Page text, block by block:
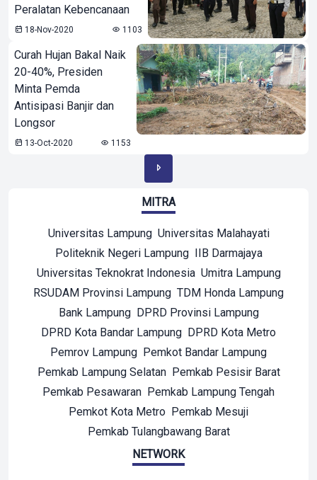
Peralatan Kebencanaan
18-Nov-2020 1103
Curah Hujan Bakal Naik
20-40%, Presiden
Minta Pemda
Antisipasi Banjir dan
Longsor
13-Oct-2020 1153
MITRA
Universitas Lampung Universitas Malahayati
Politeknik Negeri Lampung IIB Darmajaya
Universitas Teknokrat Indonesia Umitra Lampung
RSUDAM Provinsi Lampung TDM Honda Lampung
Bank Lampung DPRD Provinsi Lampung
DPRD Kota Bandar Lampung DPRD Kota Metro
Pemrov Lampung Pemkot Bandar Lampung
Pemkab Lampung Selatan Pemkab Pesisir Barat
Pemkab Pesawaran Pemkab Lampung Tengah
Pemkot Kota Metro Pemkab Mesuji
Pemkab Tulangbawang Barat
NETWORK